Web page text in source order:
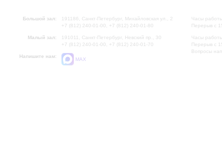
Большой зал:
191186, Санкт-Петербург, Михайловская ул., 2
+7 (812) 240-01-00, +7 (812) 240-01-80
Малый зал:
191011, Санкт-Петербург, Невский пр., 30
+7 (812) 240-01-00, +7 (812) 240-01-70
Напишите нам:
MAX
Часы
Перерыв с
Часы
Перерыв с
Вопросы